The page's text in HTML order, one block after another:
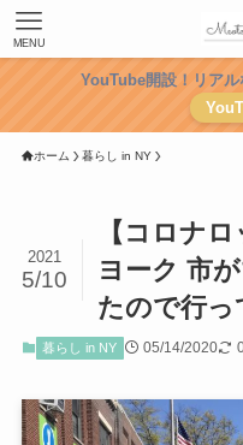
MENU
YouTube開設！リア
ホーム 暮らし in NY
【コロナ
ヨーク 市
たので行っ
2021
5/10
暮らし in NY 05/14/2020